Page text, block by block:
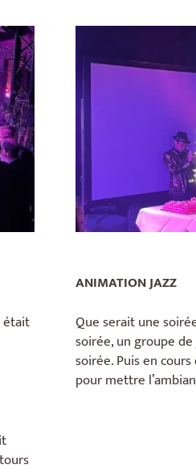
était
ANIMATION JAZZ
Que serait une
soirée, un groupe
soirée. Puis en
pour mettre